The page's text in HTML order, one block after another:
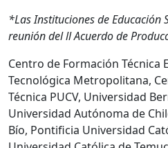
*Las Instituciones de Educación
reunión del ll Acuerdo de
Centro de Formación Técnica
Tecnológica Metropolitana,
Técnica PUCV, Universidad
Universidad Autónoma de
Bío, Pontificia Universidad